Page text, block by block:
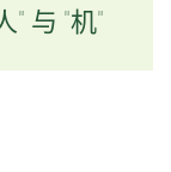
" 与 "机"